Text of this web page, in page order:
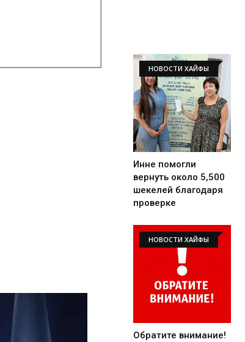
НОВОСТИ ХАЙФЫ
Инне помогли
вернуть около 5,500
шекелей благодаря
проверке
НОВОСТИ ХАЙФЫ
Обратите внимание!